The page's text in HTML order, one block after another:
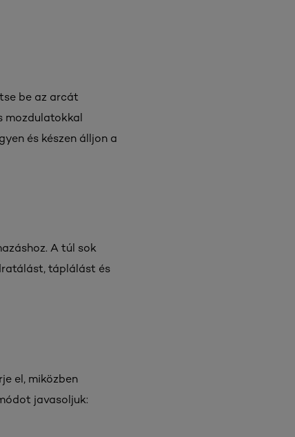
be az arcát
mozdulatokkal
és készen álljon a
A túl sok
táplálást és
el, miközben
javasoljuk: